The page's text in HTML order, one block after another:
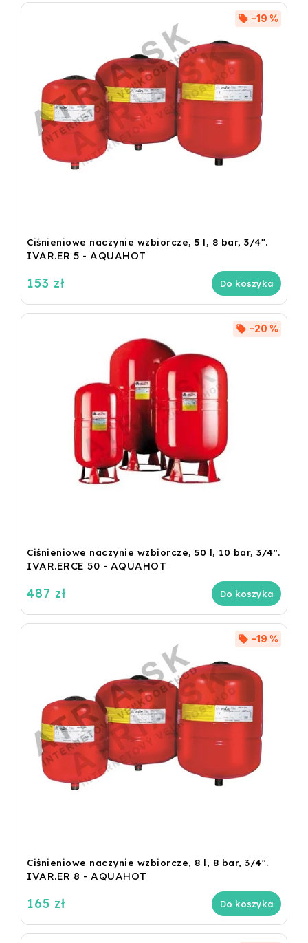
Ciśnieniowe naczynie wzbiorcze, 5 l, 8 bar, 3/4".
IVAR.ER 5 - AQUAHOT
–19 %
153 zł Do koszyka
Ciśnieniowe naczynie wzbiorcze, 50 l, 10 bar, 3/4".
IVAR.ERCE 50 - AQUAHOT
–20 %
487 zł Do koszyka
Ciśnieniowe naczynie wzbiorcze, 8 l, 8 bar, 3/4".
IVAR.ER 8 - AQUAHOT
–19 %
165 zł Do koszyka